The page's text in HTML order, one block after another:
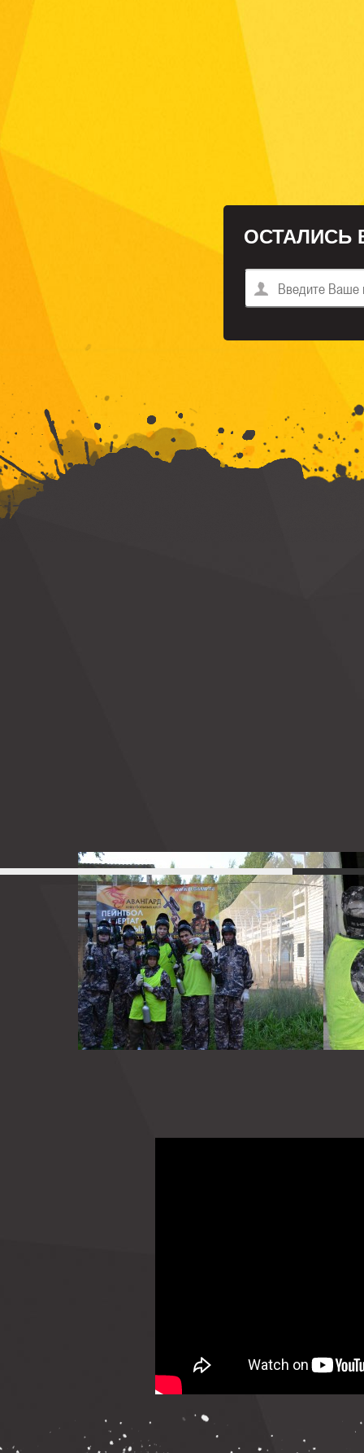
ОСТАЛИСЬ